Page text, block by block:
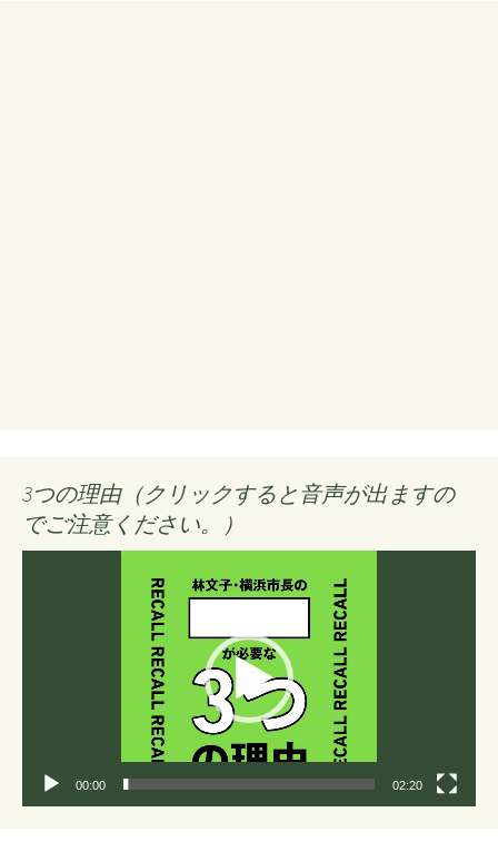
3つの理由（クリックすると音声が出ますの
でご注意ください。）
00:00 02:20